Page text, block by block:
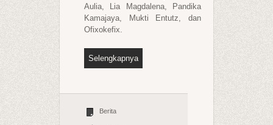
Aulia, Lia Magdalena, Pandika
Kamajaya, Mukti Entutz, dan
Ofixokefix.
Selengkapnya
Berita